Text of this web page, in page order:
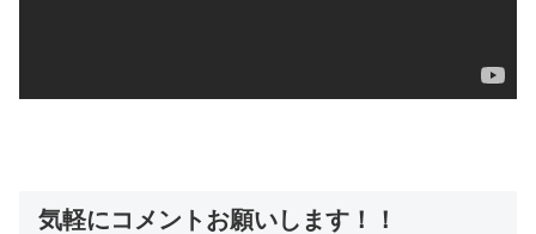
気軽にコメントお願いします！！